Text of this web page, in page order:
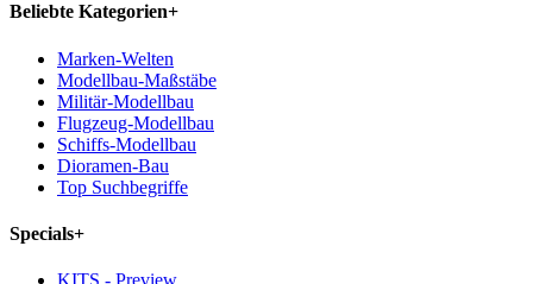
Beliebte Kategorien+
Marken-Welten
Modellbau-Maßstäbe
Militär-Modellbau
Flugzeug-Modellbau
Schiffs-Modellbau
Dioramen-Bau
Top Suchbegriffe
Specials+